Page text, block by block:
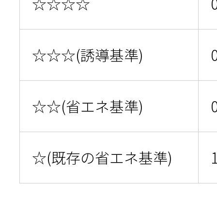
☆☆☆(誘導基準)
☆☆(省エネ基準)
☆(既存の省エネ基準)